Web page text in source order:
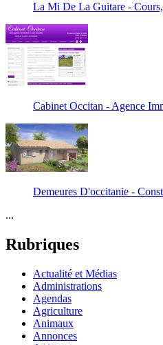
La Mi De La Guitare -
Cabinet Occitan - Agence
Demeures D'occitanie -
...
Rubriques
Actualité et Médias
Administrations
Agendas
Agriculture
Animaux
Annonces